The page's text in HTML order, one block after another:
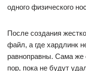
одного физического
После создания
файл, а где хардлинк
равноправны. Сама же
пор, пока не будут